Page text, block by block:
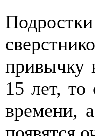
привычку
15 лет, то
времени,